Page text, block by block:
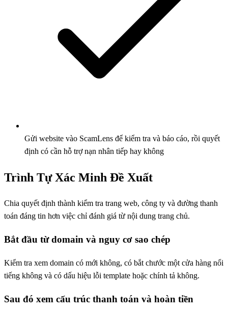
Gửi website vào ScamLens để kiểm tra và báo cáo, rồi quyết
định có cần hỗ trợ nạn nhân tiếp hay không
Trình Tự Xác Minh Đề Xuất
Chia quyết định thành kiểm tra trang web, công ty và đường thanh
toán đáng tin hơn việc chỉ đánh giá từ nội dung trang chủ.
Bắt đầu từ domain và nguy cơ sao chép
Kiểm tra xem domain có mới không, có bắt chước một cửa hàng nổi
tiếng không và có dấu hiệu lỗi template hoặc chính tả không.
Sau đó xem cấu trúc thanh toán và hoàn tiền